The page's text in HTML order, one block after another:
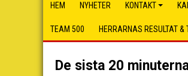
HEM NYHETER KONTAKT
TEAM 500 HERRARNAS RESULTAT &
De sista 20